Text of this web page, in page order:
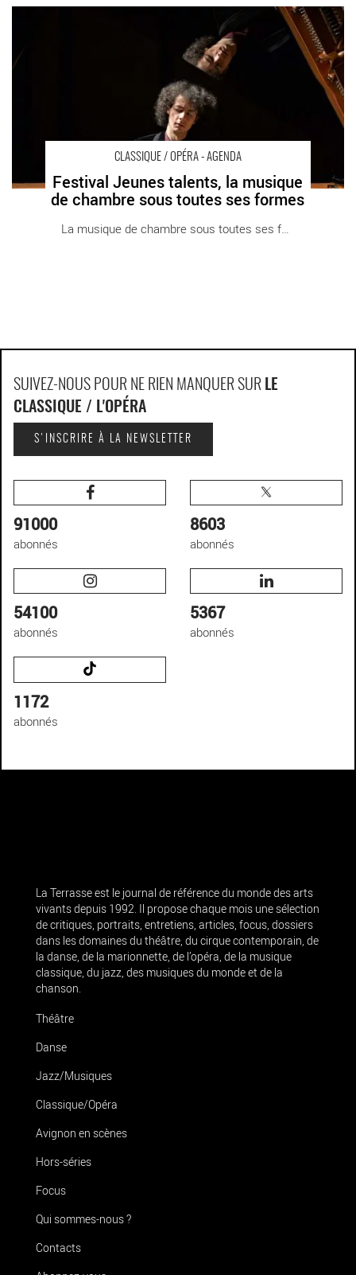
CLASSIQUE / OPÉRA - AGENDA
Festival Jeunes talents, la musique
de chambre sous toutes ses formes
La musique de chambre sous toutes ses formes, [...]
Festival Jeunes talents, la musique de chambre sous toutes
ses formes - Critique sortie Classique / Opéra Paris Cathédrale
SUIVEZ-NOUS POUR NE RIEN MANQUER SUR LE
CLASSIQUE / L'OPÉRA
S'INSCRIRE À LA NEWSLETTER
91000
abonnés
8603
abonnés
54100
abonnés
5367
abonnés
1172
abonnés
La Terrasse est le journal de référence du monde des arts
vivants depuis 1992. Il propose chaque mois une sélection
de critiques, portraits, entretiens, articles, focus, dossiers
dans les domaines du théâtre, du cirque contemporain, de
la danse, de la marionnette, de l’opéra, de la musique
classique, du jazz, des musiques du monde et de la
chanson.
Théâtre
Danse
Jazz/Musiques
Classique/Opéra
Avignon en scènes
Hors-séries
Focus
Qui sommes-nous ?
Contacts